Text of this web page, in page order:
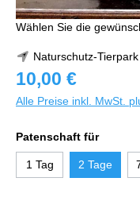
Wählen Sie die
Naturschutz-
10,00 €
Alle Preise inkl. MwSt.
Patenschaft für
1 Tag 2 Tage